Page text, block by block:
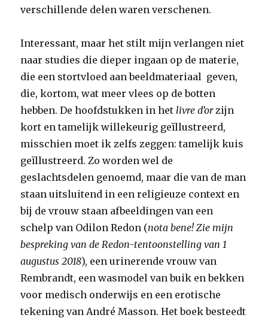
verschillende delen waren verschenen.
Interessant, maar het stilt mijn verlangen niet
naar studies die dieper ingaan op de materie,
die een stortvloed aan beeldmateriaal geven,
die, kortom, wat meer vlees op de botten
hebben. De hoofdstukken in hetlivre d’orzijn
kort en tamelijk willekeurig geïllustreerd,
misschien moet ik zelfs zeggen: tamelijk kuis
geïllustreerd. Zo worden wel de
geslachtsdelen genoemd, maar die van de man
staan uitsluitend in een religieuze context en
bij de vrouw staan afbeeldingen van een
schelp van Odilon Redon (nota bene! Zie mijn
bespreking van de Redon-tentoonstelling van 1
augustus 2018), een urinerende vrouw van
Rembrandt, een wasmodel van buik en bekken
voor medisch onderwijs en een erotische
tekening van André Masson. Het boek besteedt